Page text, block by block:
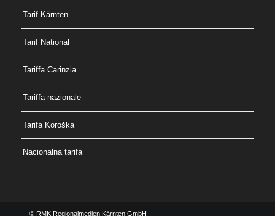
Tarif Kärnten
Tarif National
Tariffa Carinzia
Tariffa nazionale
Tarifa Koroška
Nacionalna tarifa
© RMK Regionalmedien Kärnten GmbH